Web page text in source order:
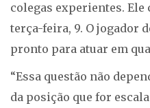
colegas experientes.
terça-feira, 9. O jogador
pronto para atuar em
“Essa questão não
da posição que for